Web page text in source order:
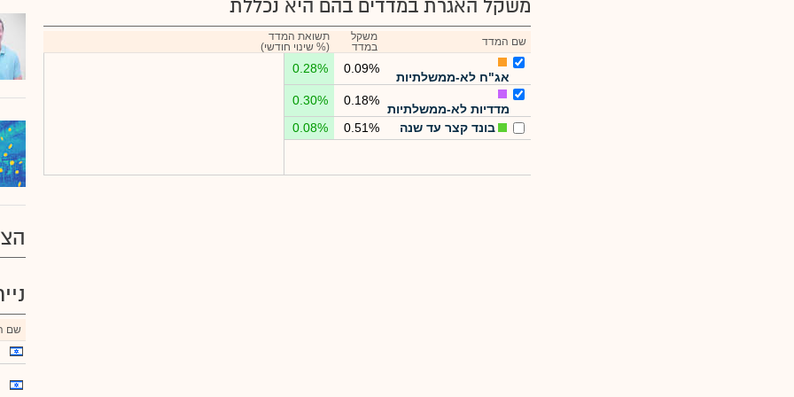
משקל האגרת במדדים בהם היא נכללת
שם המדד
משקל
במדד
תשואת המדד
(% שינוי חודשי)
אג"ח לא-ממשלתיות
0.09%
0.28%
מדדיות לא-ממשלתיות
0.18%
0.30%
בונד קצר עד שנה
0.51%
0.08%
שם